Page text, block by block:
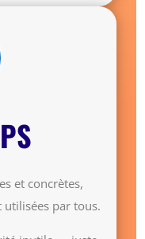
et concrètes,
utilisées par tous.